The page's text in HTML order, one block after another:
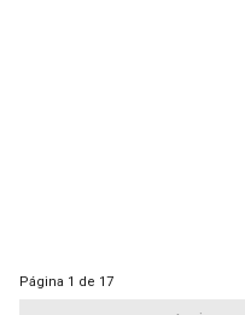
Página 1 de 17